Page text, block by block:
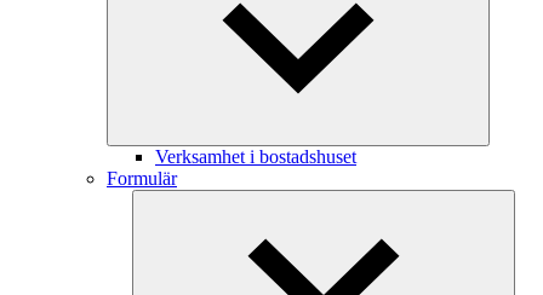
Verksamhet i bostadshuset
Formulär